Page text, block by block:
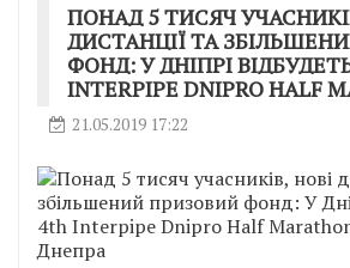
ПОНАД 5 ТИСЯЧ
ДИСТАНЦІЇ ТА
ФОНД: У ДНІПРІ
INTERPIPE DNIPRO HALF
21.05.2019 17:22